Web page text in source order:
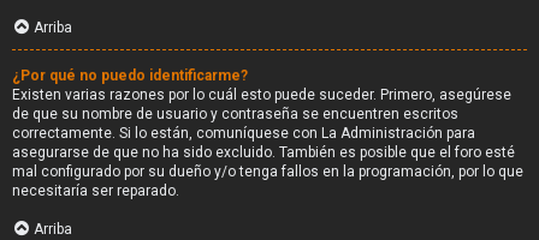
Arriba
¿Por qué no puedo identificarme?
Existen varias razones por lo cuál esto puede suceder. Primero, asegúrese
de que su nombre de usuario y contraseña se encuentren escritos
correctamente. Si lo están, comuníquese con La Administración para
asegurarse de que no ha sido excluido. También es posible que el foro esté
mal configurado por su dueño y/o tenga fallos en la programación, por lo que
necesitaría ser reparado.
Arriba